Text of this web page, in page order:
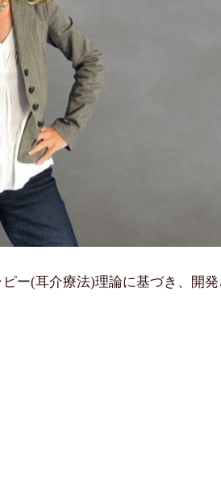
ー(耳介療法)理論に基づき、開